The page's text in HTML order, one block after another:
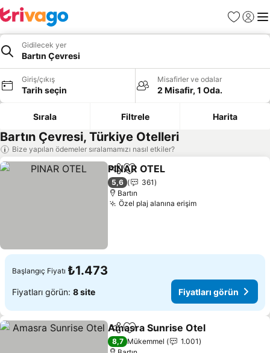
Favoriler
Giriş
Gidilecek yer
Bartın Çevresi
Giriş/çıkış
Tarih seçin
Misafirler ve odalar
2 Misafir, 1 Oda.
Sırala Filtrele Harita
Bartın Çevresi, Türkiye Otelleri
Bize yapılan ödemeler sıralamamızı nasıl etkiler?
PaylaşFavorilerime ekle
PINAR OTEL
5,6
361
Bartın
Özel plaj alanına erişimFiyatları görün
Başlangıç Fiyatı ₺1.473
Fiyatları görün: 8 site Fiyatları görün
PaylaşFavorilerime ekle
Amasra Sunrise Otel
8,7 Mükemmel
1.001